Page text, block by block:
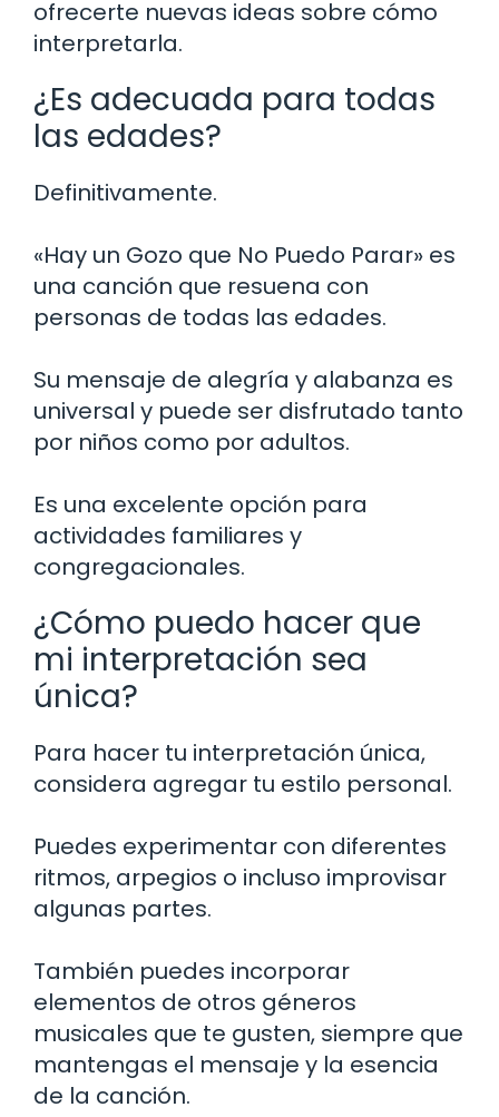
ofrecerte nuevas ideas sobre cómo
interpretarla.
¿Es adecuada para todas
las edades?
Definitivamente.
«Hay un Gozo que No Puedo Parar» es
una canción que resuena con
personas de todas las edades.
Su mensaje de alegría y alabanza es
universal y puede ser disfrutado tanto
por niños como por adultos.
Es una excelente opción para
actividades familiares y
congregacionales.
¿Cómo puedo hacer que
mi interpretación sea
única?
Para hacer tu interpretación única,
considera agregar tu estilo personal.
Puedes experimentar con diferentes
ritmos, arpegios o incluso improvisar
algunas partes.
También puedes incorporar
elementos de otros géneros
musicales que te gusten, siempre que
mantengas el mensaje y la esencia
de la canción.